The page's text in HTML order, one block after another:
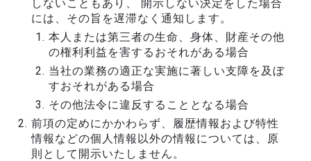
しないこともあり、 開示しない決定をした場合
には、その旨を遅滞なく通知します。
本人または第三者の生命、身体、財産その他
の権利利益を害するおそれがある場合
当社の業務の適正な実施に著しい支障を及ぼ
すおそれがある場合
その他法令に違反することとなる場合
前項の定めにかかわらず、履歴情報および特性
情報などの個人情報以外の情報については、原
則として開示いたしません。